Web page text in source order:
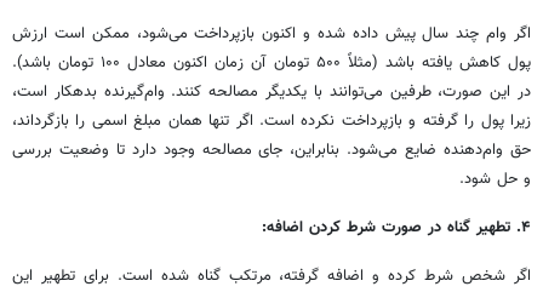
اگر وام چند سال پیش داده شده و اکنون بازپرداخت می‌شود، ممکن است ارزش
پول کاهش یافته باشد (مثلاً ۵۰۰ تومان آن زمان اکنون معادل ۱۰۰ تومان باشد).
در این صورت، طرفین می‌توانند با یکدیگر مصالحه کنند. وام‌گیرنده بدهکار است،
زیرا پول را گرفته و بازپرداخت نکرده است. اگر تنها همان مبلغ اسمی را بازگرداند،
حق وام‌دهنده ضایع می‌شود. بنابراین، جای مصالحه وجود دارد تا وضعیت بررسی
و حل شود.
۴. تطهیر گناه در صورت شرط کردن اضافه:
اگر شخص شرط کرده و اضافه گرفته، مرتکب گناه شده است. برای تطهیر این